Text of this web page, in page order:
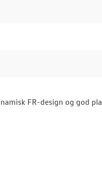
FR-design og god